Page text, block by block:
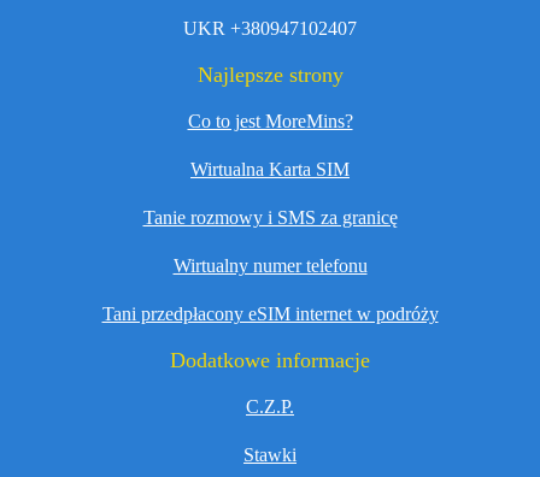
UKR +380947102407
Najlepsze strony
Co to jest MoreMins?
Wirtualna Karta SIM
Tanie rozmowy i SMS za granicę
Wirtualny numer telefonu
Tani przedpłacony eSIM internet w podróży
Dodatkowe informacje
C.Z.P.
Stawki